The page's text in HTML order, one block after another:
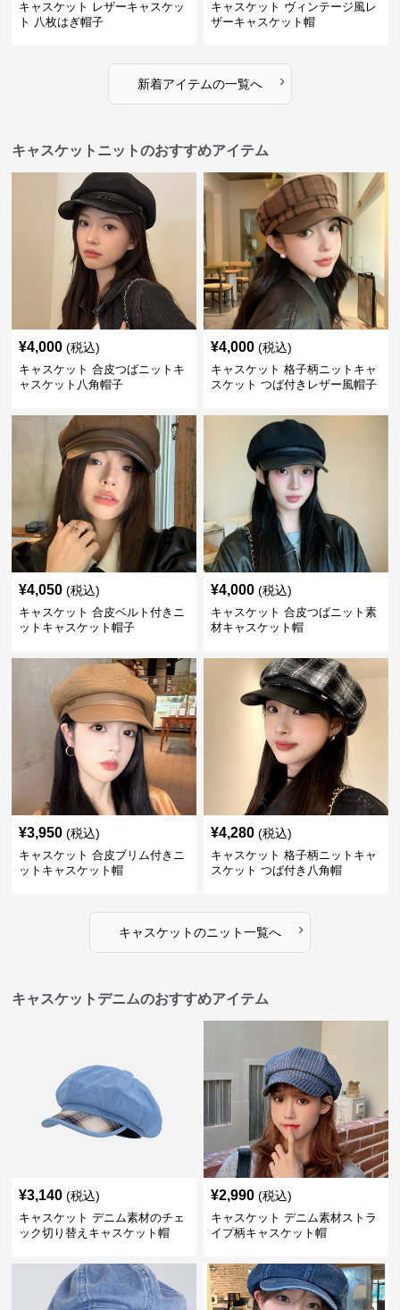
キャスケット レザーキャスケッ
ト 八枚はぎ帽子
キャスケット ヴィンテージ風レ
ザーキャスケット帽
新着アイテムの一覧へ ›
キャスケットニットのおすすめアイテム
¥4,000 (税込)
キャスケット 合皮つばニットキ
ャスケット八角帽子
¥4,000 (税込)
キャスケット 格子柄ニットキャ
スケット つば付きレザー風帽子
¥4,050 (税込)
キャスケット 合皮ベルト付きニ
ットキャスケット帽子
¥4,000 (税込)
キャスケット 合皮つばニット素
材キャスケット帽
¥3,950 (税込)
キャスケット 合皮ブリム付きニ
ットキャスケット帽
¥4,280 (税込)
キャスケット 格子柄ニットキャ
スケット つば付き八角帽
キャスケットのニット一覧へ ›
キャスケットデニムのおすすめアイテム
¥3,140 (税込)
キャスケット デニム素材のチェ
ック切り替えキャスケット帽
¥2,990 (税込)
キャスケット デニム素材ストラ
イプ柄キャスケット帽